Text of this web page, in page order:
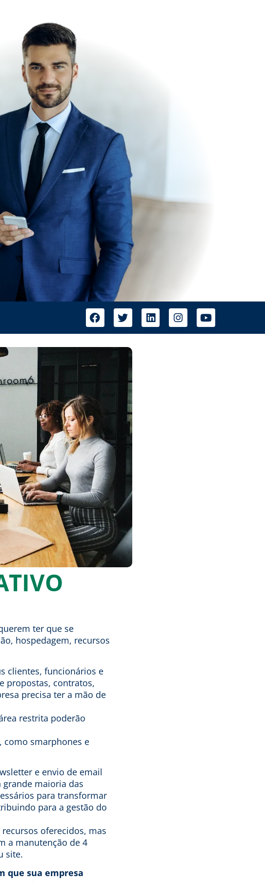
ter que se
hospedagem, recursos
clientes, funcionários e
propostas, contratos,
precisa ter a mão de
restrita poderão
como smarphones e
e envio de email
grande maioria das
para transformar
para a gestão do
oferecidos, mas
a manutenção de 4
site.
que sua empresa